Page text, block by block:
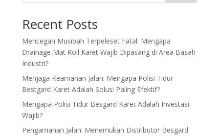
Recent Posts
Mencegah Musibah Terpeleset Fatal: Mengapa
Drainage Mat Roll Karet Wajib Dipasang di Area Basah
Industri?
Menjaga Keamanan Jalan: Mengapa Polisi Tidur
Bestgard Karet Adalah Solusi Paling Efektif?
Mengapa Polisi Tidur Besgard Karet Adalah Investasi
Wajib?
Pengamanan Jalan: Menemukan Distributor Besgard